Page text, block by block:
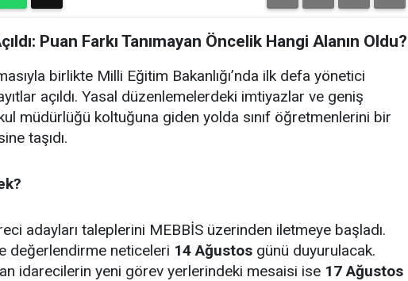
Puan Farkı Tanımayan Öncelik Hangi Alanın Oldu?
birlikte Milli Eğitim Bakanlığı’nda ilk defa yönetici
açıldı. Yasal düzenlemelerdeki imtiyazlar ve geniş
müdürlüğü koltuğuna giden yolda sınıf öğretmenlerini bir
taşıdı.
adayları taleplerini MEBBİS üzerinden iletmeye başladı.
değerlendirme neticeleri 14 Ağustos günü duyurulacak.
idarecilerin yeni görev yerlerindeki mesaisi ise 17 Ağustos